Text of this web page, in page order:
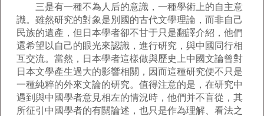
三是有一種不為人后的意識，一種學術上的自主意
識。雖然研究的對象是別國的古代文學理論，而非自己
民族的遺產，但日本學者卻不甘于只是翻譯介紹，他們
還希望以自己的眼光來認識，進行研究，與中國同行相
互交流。當然，日本學者這樣做與歷史上中國文論曾對
日本文學產生過大的影響相關，因而這種研究便不只是
一種純粹的外來文論的研究。值得注意的是，在研究中
遇到與中國學者意見相左的情況時，他們并不盲從，其
所征引中國學者的有關論述，也只是作為理解、看法之